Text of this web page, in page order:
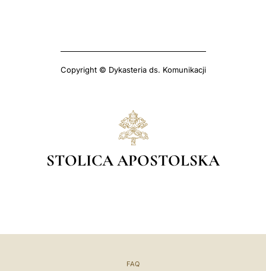
Copyright © Dykasteria ds. Komunikacji
STOLICA APOSTOLSKA
FAQ